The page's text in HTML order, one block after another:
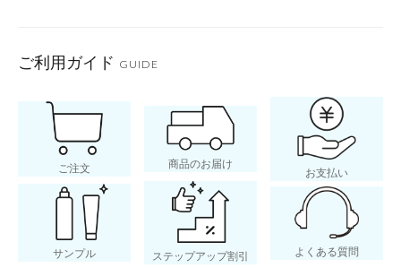
ご利用ガイド GUIDE
ご注文 商品のお届け
お支払い
サンプル ステップアップ割引 よくある質問